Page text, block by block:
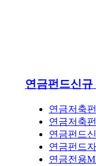
연금펀드신규
연금저축
연금저축
연금펀드
연금펀드
연금전용